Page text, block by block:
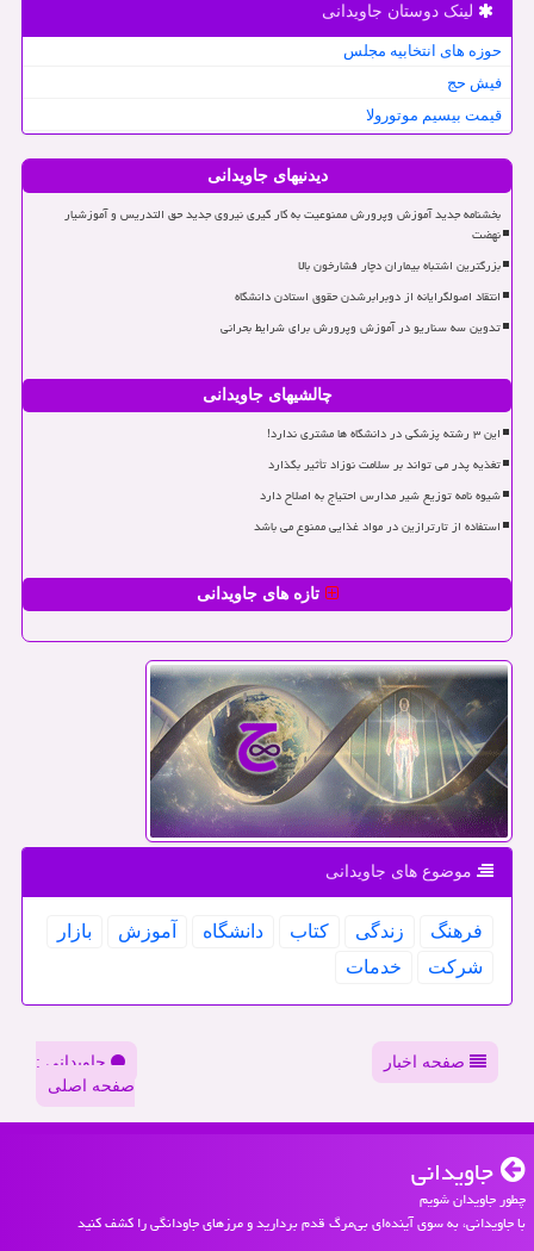
لینک دوستان جاویدانی
حوزه های انتخابیه مجلس
فیش حج
قیمت بیسیم موتورولا
دیدنیهای جاویدانی
بخشنامه جدید آموزش وپرورش ممنوعیت به کار گیری نیروی جدید حق التدریس و آموزشیار
نهضت
بزرگترین اشتباه بیماران دچار فشارخون بالا
انتقاد اصولگرایانه از دوبرابرشدن حقوق استادن دانشگاه
تدوین سه سناریو در آموزش وپرورش برای شرایط بحرانی
چالشیهای جاویدانی
این ۳ رشته پزشکی در دانشگاه ها مشتری ندارد!
تغذیه پدر می تواند بر سلامت نوزاد تأثیر بگذارد
شیوه نامه توزیع شیر مدارس احتیاج به اصلاح دارد
استفاده از تارترازین در مواد غذایی ممنوع می باشد
تازه های جاویدانی
موضوع های جاویدانی
فرهنگ زندگی كتاب دانشگاه آموزش
بازار
شركت
خدمات
صفحه اخبار
جاویدانی :
صفحه اصلی
جاویدانی
چطور جاویدان شویم
با جاویدانی، به سوی آینده‌ای بی‌مرگ قدم بردارید و مرزهای جاودانگی را کشف کنید